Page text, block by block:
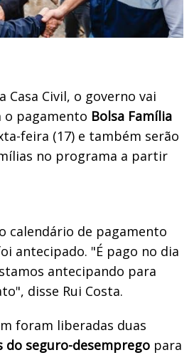
Casa Civil, o governo vai
pagamento Bolsa Família
feira (17) e também serão
no programa a partir
calendário de pagamento
antecipado. "É pago no dia
antecipando para
disse Rui Costa.
foram liberadas duas
do seguro-desemprego para